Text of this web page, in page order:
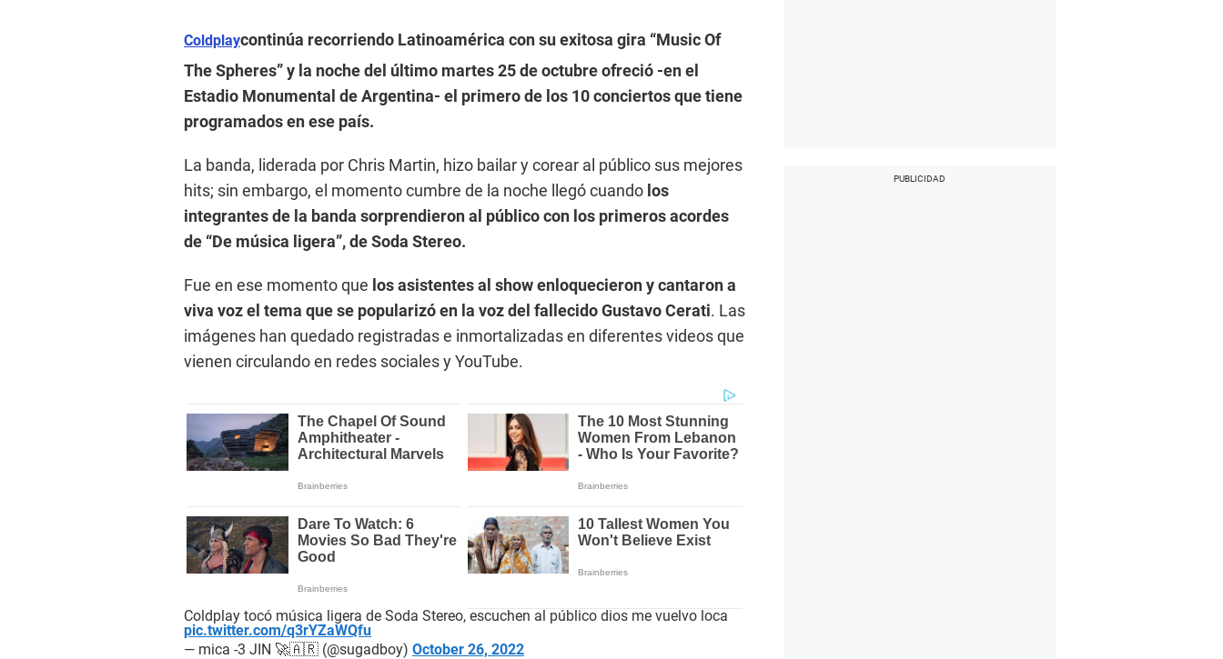
Coldplaycontinúa recorriendo Latinoamérica con su exitosa gira “Music Of
The Spheres” y la noche del último martes 25 de octubre ofreció -en el
Estadio Monumental de Argentina- el primero de los 10 conciertos que tiene
programados en ese país.
La banda, liderada por Chris Martin, hizo bailar y corear al público sus mejores
hits; sin embargo, el momento cumbre de la noche llegó cuando los
integrantes de la banda sorprendieron al público con los primeros acordes
de “De música ligera”, de Soda Stereo.
Fue en ese momento que los asistentes al show enloquecieron y cantaron a
viva voz el tema que se popularizó en la voz del fallecido Gustavo Cerati. Las
imágenes han quedado registradas e inmortalizadas en diferentes videos que
vienen circulando en redes sociales y YouTube.
Coldplay tocó música ligera de Soda Stereo, escuchen al público dios me vuelvo loca
pic.twitter.com/q3rYZaWQfu
— mica -3 JIN 🚀🇦🇷 (@sugadboy) October 26, 2022